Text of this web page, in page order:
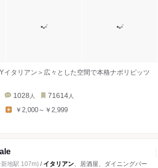
イタリアン＞広々とした空間で本格ナポリピッツ
1028 人 71614 人
￥2,000～￥2,999
地駅 107m) / イタリアン、居酒屋、ダイニングバー